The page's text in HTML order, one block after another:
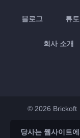
블로그 튜
회사 소개
© 2026 Brickoft
당사는 웹사이트